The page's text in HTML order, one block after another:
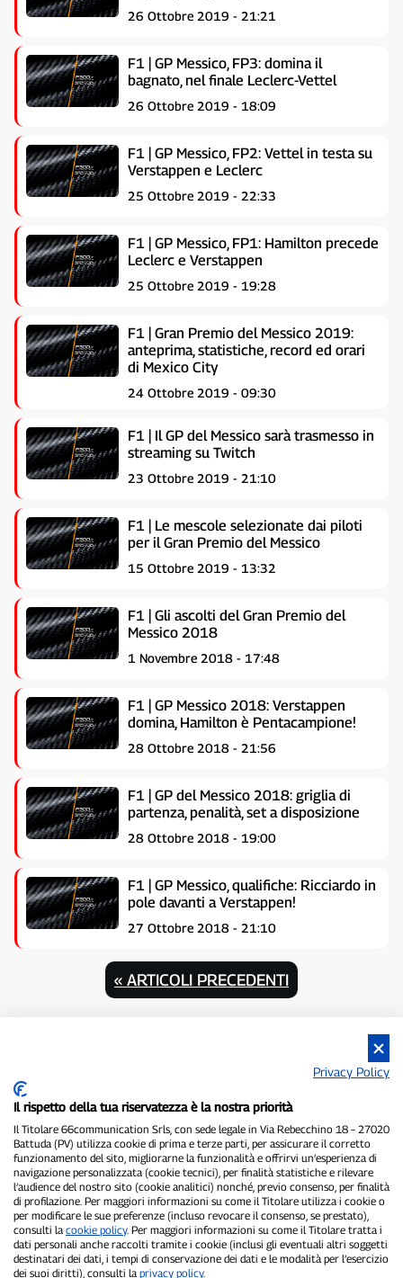
26 Ottobre 2019 - 21:21
F1 | GP Messico, FP3: domina il
bagnato, nel finale Leclerc-Vettel
26 Ottobre 2019 - 18:09
F1 | GP Messico, FP2: Vettel in testa su
Verstappen e Leclerc
25 Ottobre 2019 - 22:33
F1 | GP Messico, FP1: Hamilton precede
Leclerc e Verstappen
25 Ottobre 2019 - 19:28
F1 | Gran Premio del Messico 2019:
anteprima, statistiche, record ed orari
di Mexico City
24 Ottobre 2019 - 09:30
F1 | Il GP del Messico sarà trasmesso in
streaming su Twitch
23 Ottobre 2019 - 21:10
F1 | Le mescole selezionate dai piloti
per il Gran Premio del Messico
15 Ottobre 2019 - 13:32
F1 | Gli ascolti del Gran Premio del
Messico 2018
1 Novembre 2018 - 17:48
F1 | GP Messico 2018: Verstappen
domina, Hamilton è Pentacampione!
28 Ottobre 2018 - 21:56
F1 | GP del Messico 2018: griglia di
partenza, penalità, set a disposizione
28 Ottobre 2018 - 19:00
F1 | GP Messico, qualifiche: Ricciardo in
pole davanti a Verstappen!
27 Ottobre 2018 - 21:10
« ARTICOLI PRECEDENTI
P300.it è una Testata Giornalistica indipendente
Registrazione numero 1/2021 del 1/2/2021 - Tribunale di Pavia
Proprietario ed editore:66communication Srls- P.IVA
02798890188
Direttore Responsabile:Alessandro Secchi- Vicedirettore:Federico
Privacy Policy
Il rispetto della tua riservatezza è la nostra priorità
Il Titolare 66communication Srls, con sede legale in Via Rebecchino 18 – 27020
Battuda (PV) utilizza cookie di prima e terze parti, per assicurare il corretto
funzionamento del sito, migliorarne la funzionalità e offrirvi un’esperienza di
navigazione personalizzata (cookie tecnici), per finalità statistiche e rilevare
l’audience del nostro sito (cookie analitici) nonché, previo consenso, per finalità
di profilazione. Per maggiori informazioni su come il Titolare utilizza i cookie o
per modificare le sue preferenze (incluso revocare il consenso, se prestato),
consulti la cookie policy. Per maggiori informazioni su come il Titolare tratta i
dati personali anche raccolti tramite i cookie (inclusi gli eventuali altri soggetti
destinatari dei dati, i tempi di conservazione dei dati e le modalità per l’esercizio
dei suoi diritti), consulti la privacy policy.